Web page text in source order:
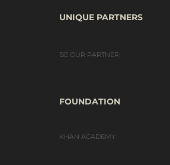
UNIQUE PARTNERS
BE OUR PARTNER
FOUNDATION
KHAN ACADEMY